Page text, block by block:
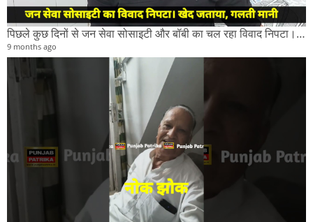
पिछले कुछ दिनों से जन सेवा सोसाइटी और बॉबी का चल रहा विवाद निपटा।सोसाइटी के सदस्यों ने ने गलती मानी।
9 months ago